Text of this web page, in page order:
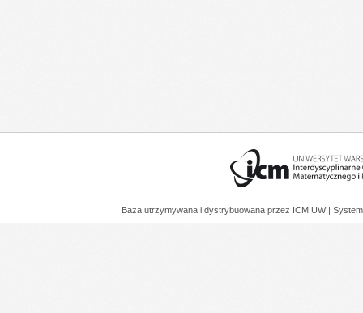
Baza utrzymywana i dystrybuowana przez ICM UW |